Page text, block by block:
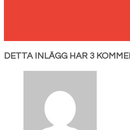
DETTA INLÄGG HAR 3